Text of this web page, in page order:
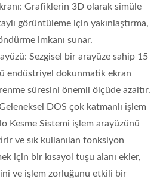
Grafiklerin 3D olarak simüle
görüntüleme için yakınlaştırma,
imkanı sunar.
Sezgisel bir arayüze sahip 15
endüstriyel dokunmatik ekran
süresini önemli ölçüde azaltır.
DOS çok katmanlı işlem
Kesme Sistemi işlem arayüzünü
ve sık kullanılan fonksiyon
için bir kısayol tuşu alanı ekler,
ve işlem zorluğunu etkili bir